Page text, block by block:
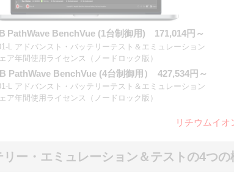
PathWave BenchVue (1台制御用) 171,014円～
L アドバンスト・バッテリーテスト＆エミュレーション
ア年間使用ライセンス（ノードロック版）
PathWave BenchVue (4台制御用） 427,534円～
L アドバンスト・バッテリーテスト＆エミュレーション
ア年間使用ライセンス（ノードロック版）
リチウムイ
リー・エミュレーション＆テストの4つの